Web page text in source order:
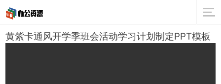
黄紫卡通风开学季班会活动学习计划制定PPT模板